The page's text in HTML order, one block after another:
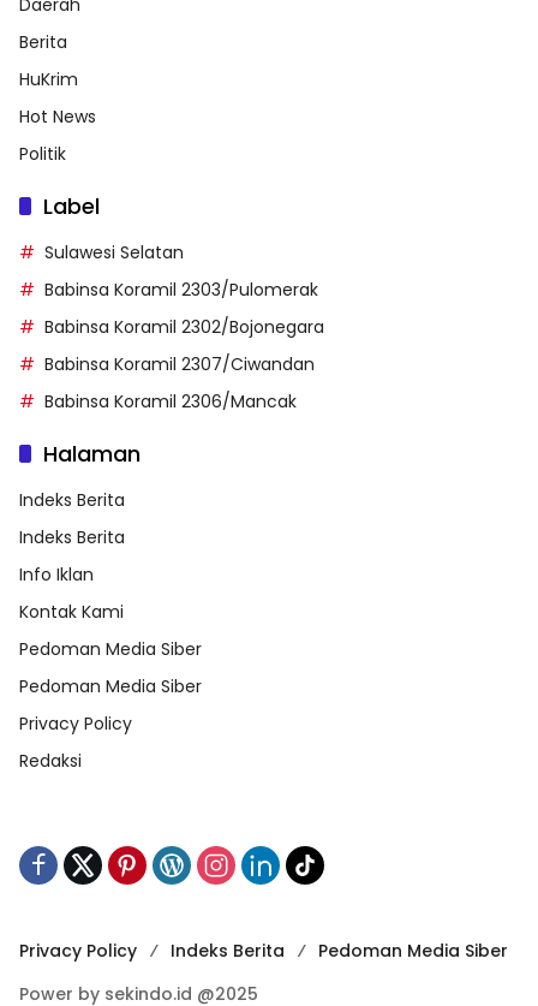
Berita
HuKrim
Hot News
Politik
Label
Sulawesi Selatan
Babinsa Koramil 2303/Pulomerak
Babinsa Koramil 2302/Bojonegara
Babinsa Koramil 2307/Ciwandan
Babinsa Koramil 2306/Mancak
Halaman
Indeks Berita
Indeks Berita
Info Iklan
Kontak Kami
Pedoman Media Siber
Pedoman Media Siber
Privacy Policy
Redaksi
Privacy Policy Indeks Berita
Pedoman Media Siber
Power by sekindo.id @2025